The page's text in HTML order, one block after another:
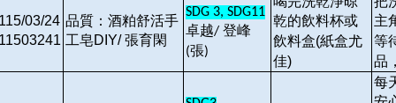
03/24 品質：酒粕舒活手
工皂DIY/ 張育閑
SDG 3, SDG11
卓越/ 登峰
(張)
乾的飲料杯或
飲料盒(紙盒尤
佳)
主
等
品
每